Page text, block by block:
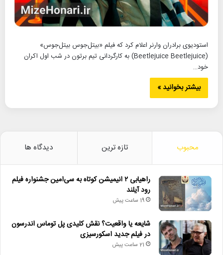
استودیوی برادران وارنر اعلام کرد که فیلم «بیتل‌جوس بیتل‌جوس»
(Beetlejuice Beetlejuice) به کارگردانی تیم برتون در شب اول اکران
خود…
بیشتر بخوانید »
محبوب تازه ترین دیدگاه ها
راهیابی ۲ انیمیشن کوتاه به سی‌امین جشنواره فیلم
رود آیلند
19 ساعت پیش
شایعه یا واقعیت؟ نقش کلیدی پل توماس اندرسون
در فیلم جدید اسکورسیزی
21 ساعت پیش